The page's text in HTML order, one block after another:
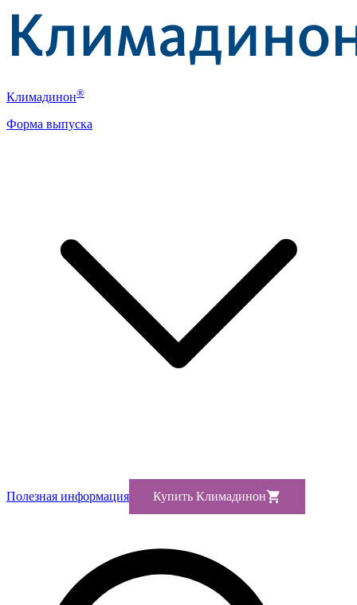
Климадинон®
Форма выпуска
Полезная информация Купить Климадинон